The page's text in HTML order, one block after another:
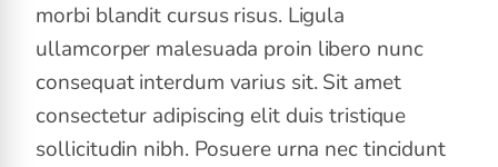
morbi blandit cursus risus. Ligula
ullamcorper malesuada proin libero nunc
consequat interdum varius sit. Sit amet
consectetur adipiscing elit duis tristique
sollicitudin nibh. Posuere urna nec tincidunt